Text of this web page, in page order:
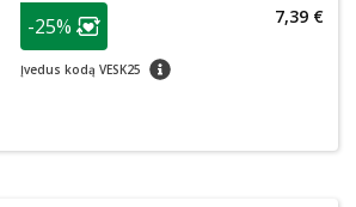
patarimas
Lojalumo klubo narių nuolaida
-25%
Įvedus kodą VESK25 patarimas
7,39 €